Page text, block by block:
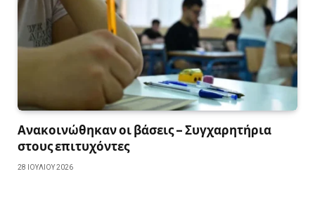
Ανακοινώθηκαν οι βάσεις – Συγχαρητήρια
στους επιτυχόντες
28 ΙΟΥΛΊΟΥ 2026